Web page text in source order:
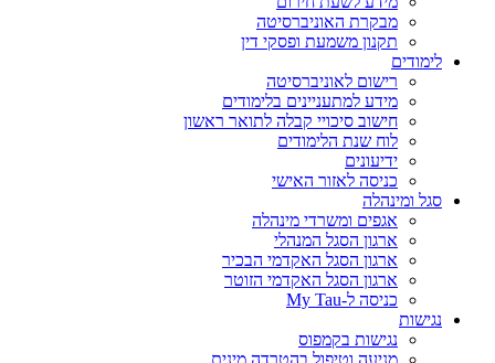
מבקרת האוניברסיטה
תקנון משמעת ופסקי דין
לימודים
רישום לאוניברסיטה
מידע למתעניינים בלימודים
חישוב סיכויי קבלה לתואר ראשון
לוח שנת הלימודים
ידיעונים
כניסה לאזור האישי
סגל ומינהלה
אגפים ומשרדי מינהלה
ארגון הסגל המנהלי
ארגון הסגל האקדמי הבכיר
ארגון הסגל האקדמי הזוטר
כניסה ל-My Tau
נגישות
נגישות בקמפוס